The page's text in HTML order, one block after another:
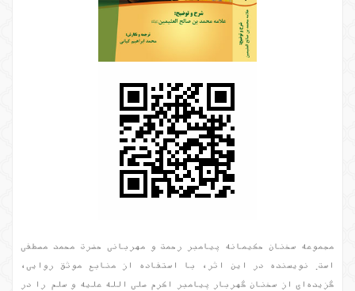
مجموعه سخنان حکیمانه پیامبر رحمت و مهربانی حضرت محمد مصطفی
است. نویسنده در این اثر، با استفاده از منابع موثق روایی،
گزیده‌ای از سخنان گهربار پیامبر اکرم صلی الله علیه و سلم را در